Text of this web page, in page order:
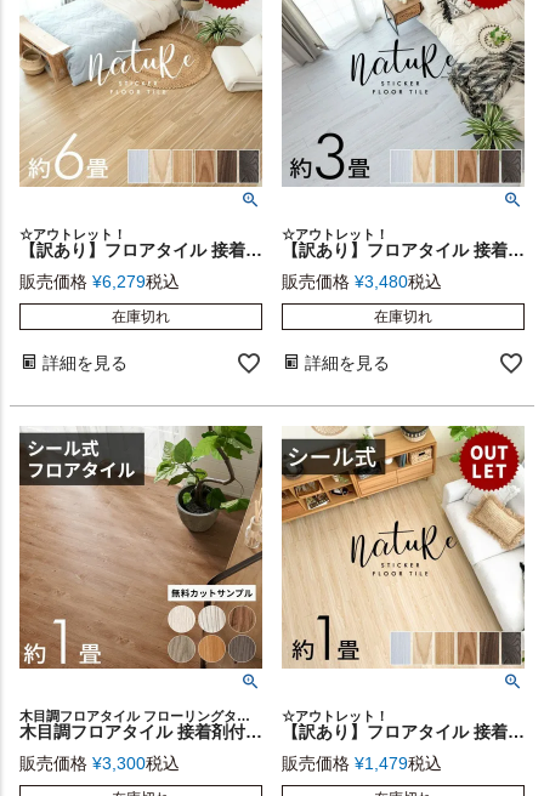
☆アウトレット！
【訳あり】フロアタイル 接着剤付き 床材 貼るだけ シール 72枚 約 6畳 ブラウン ベージュ グレー ホワイト [out- 84075]【 nature ナチュール 接着 粘着 木目調 フローリング タイル マット カーペット 床 フロア ナチュラル シック 接着剤不要 北欧 おしゃれ リゾート 西海岸風 男前 】
販売価格 ¥6,279税込
在庫切れ
詳細を見る
☆アウトレット！
【訳あり】フロアタイル 接着剤付き 床材 貼るだけ シール 36枚 約 3畳 ブラウン ベージュ グレー ホワイト [out- 8407]【 nature ナチュール 接着 粘着 木目調 フローリング タイル マット カーペット 床 フロア ナチュラル シック 接着剤不要 北欧 おしゃれ リゾート 西海岸風 男前 】
販売価格 ¥3,480税込
在庫切れ
詳細を見る
木目調フロアタイル フローリングタイル フローリングカーペット
木目調フロアタイル 接着剤付き 床材 フローリング 貼るだけフローリングタイル 12枚セット[接着タイプ] 床 シート タイル フロアタイルステッカー フロアーマット シールフローリングカーペット ウッドカーペット DIY 床 シート リフォーム 簡単 おしゃれ
販売価格 ¥3,300税込
☆アウトレット！
【訳あり】フロアタイル 接着剤付き 床材 貼るだけ シール 12枚 約 1畳 ブラウン ベージュ グレー ホワイト [out- 840]【 nature ナチュール 接着 粘着 木目調 フローリング タイル マット カーペット 床 フロア ナチュラル シック 接着剤不要 北欧 おしゃれ リゾート 西海岸風 男前 】
販売価格 ¥1,479税込